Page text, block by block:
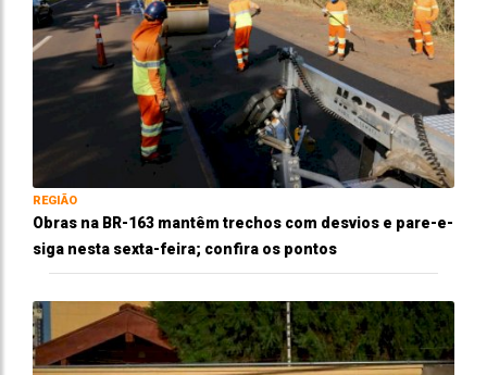
REGIÃO
Obras na BR-163 mantêm trechos com desvios e pare-e-
siga nesta sexta-feira; confira os pontos